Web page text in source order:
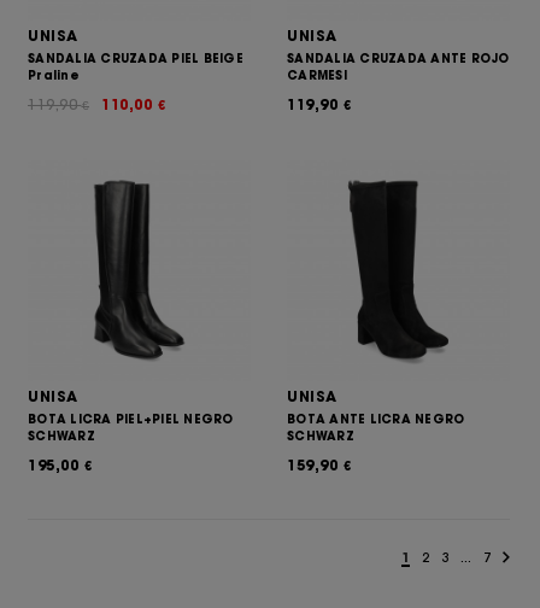
UNISA
SANDALIA CRUZADA PIEL BEIGE
Praline
110,00 €
119,90€
UNISA
SANDALIA CRUZADA ANTE ROJO
CARMESI
119,90 €
UNISA
BOTA LICRA PIEL+PIEL NEGRO
SCHWARZ
195,00 €
UNISA
BOTA ANTE LICRA NEGRO
SCHWARZ
159,90 €
1 2 3 7